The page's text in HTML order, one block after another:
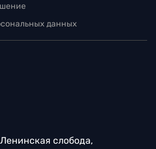
данных
слобода,